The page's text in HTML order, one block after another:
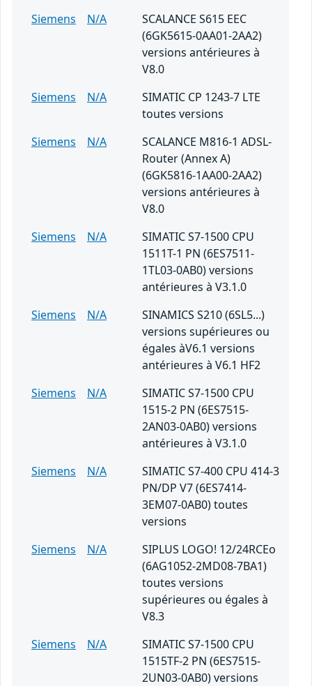
Siemens
N/A
SCALANCE S615 EEC
(6GK5615-0AA01-2AA2)
versions antérieures à
V8.0
Siemens
N/A
SIMATIC CP 1243-7 LTE
toutes versions
Siemens
N/A
SCALANCE M816-1 ADSL-
Router (Annex A)
(6GK5816-1AA00-2AA2)
versions antérieures à
V8.0
Siemens
N/A
SIMATIC S7-1500 CPU
1511T-1 PN (6ES7511-
1TL03-0AB0) versions
antérieures à V3.1.0
Siemens
N/A
SINAMICS S210 (6SL5...)
versions supérieures ou
égales àV6.1 versions
antérieures à V6.1 HF2
Siemens
N/A
SIMATIC S7-1500 CPU
1515-2 PN (6ES7515-
2AN03-0AB0) versions
antérieures à V3.1.0
Siemens
N/A
SIMATIC S7-400 CPU 414-3
PN/DP V7 (6ES7414-
3EM07-0AB0) toutes
versions
Siemens
N/A
SIPLUS LOGO! 12/24RCEo
(6AG1052-2MD08-7BA1)
toutes versions
supérieures ou égales à
V8.3
Siemens
N/A
SIMATIC S7-1500 CPU
1515TF-2 PN (6ES7515-
2UN03-0AB0) versions